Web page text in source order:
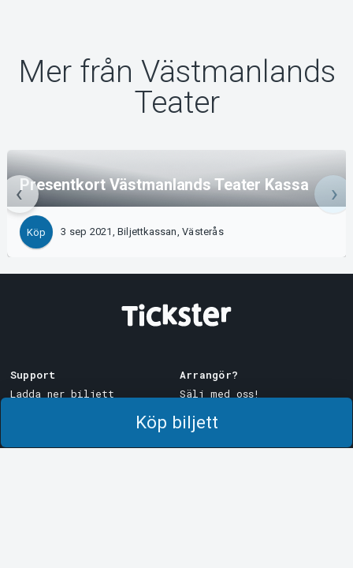
Köp biljett
Mer från Västmanlands
Teater
Presentkort Västmanlands Teater Kassa
Köp 3 sep 2021, Biljettkassan, Västerås
Support
Ladda ner biljett
Arrangör?
Sälj med oss!
Logga in i Manager